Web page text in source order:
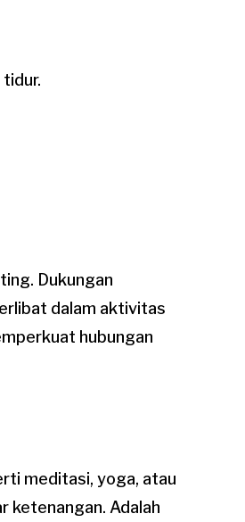
Dukungan
dalam aktivitas
hubungan
meditasi, yoga, atau
ketenangan. Adalah